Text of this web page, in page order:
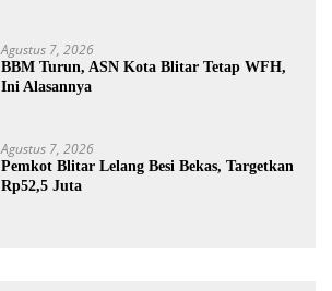
Agustus 7, 2026
BBM Turun, ASN Kota Blitar Tetap WFH,
Ini Alasannya
Agustus 7, 2026
Pemkot Blitar Lelang Besi Bekas, Targetkan
Rp52,5 Juta